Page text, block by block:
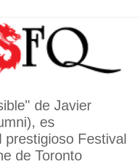
de Javier
es
prestigioso Festival
de Toronto